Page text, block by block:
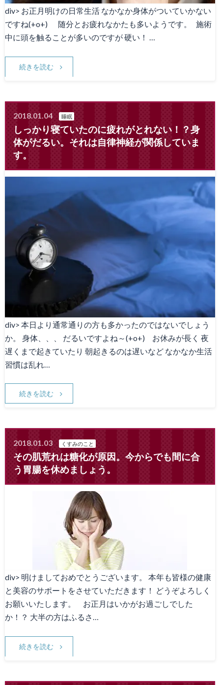
天神院情報
div> お正月明けの日常生活 なかなか身体がついていかない
ですね(+o+) 随分とお疲れなかたも多いようです。 施術
中に頭を触ることが多いのですが 硬い！ …
続きを読む
2018.01.04 睡眠
しっかり寝ていたのに疲れがとれない！？身
体がだるい。それは自律神経が関係していま
す。
div> 本日より通常通りの方も多かったのではないでしょう
か。 身体、、、 だるいですよね～(+o+) お休みが長く 夜
遅くまで起きていたり 朝起きるのは遅いなど なかなか生活
習慣は乱れ…
続きを読む
2018.01.03 くすみのこと
その肌荒れは糖化が原因。今からでも間に合
う胃腸を休めましょう。
div> 明けましておめでとうございます。 本年も皆様の健康
と美容のサポートをさせていただきます！ どうぞよろしく
お願いいたします。 お正月はいかがお過ごしでした
か！？ 大半の方はふるさ…
続きを読む